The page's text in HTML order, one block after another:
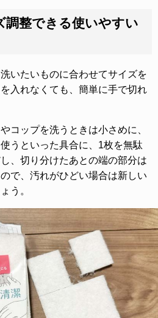
調整できる使いやすい
いたいものに合わせてサイズを
入れなくても、簡単に手で切れ
コップを洗うときは小さめに、
うといった具合に、1枚を無駄
、切り分けたあとの端の部分は
で、汚れがひどい場合は新しい
う。